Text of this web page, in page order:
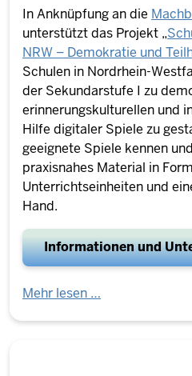
In Anknüpfung an die
unterstützt das Projekt „
NRW – Demokratie und
Schulen in Nordrhein-
der Sekundarstufe I zu
erinnerungskulturellen und
Hilfe digitaler Spiele zu
geeignete Spiele kennen
praxisnahes Material in
Unterrichtseinheiten und
Hand.
Informationen und
Mehr lesen …